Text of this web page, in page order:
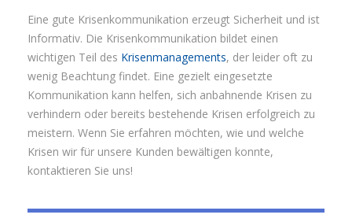
Eine gute Krisenkommunikation erzeugt Sicherheit und ist
Informativ. Die Krisenkommunikation bildet einen
wichtigen Teil des Krisenmanagements, der leider oft zu
wenig Beachtung findet. Eine gezielt eingesetzte
Kommunikation kann helfen, sich anbahnende Krisen zu
verhindern oder bereits bestehende Krisen erfolgreich zu
meistern. Wenn Sie erfahren möchten, wie und welche
Krisen wir für unsere Kunden bewältigen konnte,
kontaktieren Sie uns!